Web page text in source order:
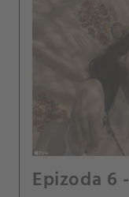
Epizoda 6